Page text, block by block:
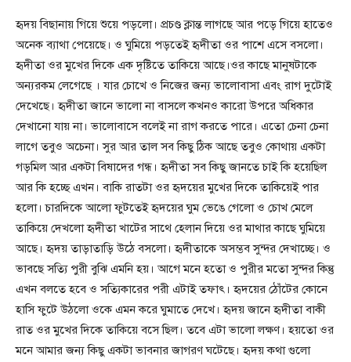
হৃদয় বিছানায় গিয়ে শুয়ে পড়লো। প্রচণ্ড ক্লান্ত লাগছে আর পড়ে গিয়ে হাতেও
অনেক ব্যাথা পেয়েছে। ও ঘুমিয়ে পড়তেই হৃদীতা ওর পাশে এসে বসলো।
হৃদীতা ওর মুখের দিকে এক দৃষ্টিতে তাকিয়ে আছে।ওর কাছে মানুষটাকে
অন্যরকম লেগেছে । যার চোখে ও নিজের জন্য ভালোবাসা এবং রাগ দুটোই
দেখেছে। হৃদীতা জানে ভালো না বাসলে কখনও কারো উপরে অধিকার
দেখানো যায় না। ভালোবাসে বলেই না রাগ করতে পারে। এতো চেনা চেনা
লাগে তবুও অচেনা। সুর আর তাল সব কিছু ঠিক আছে তবুও কোথায় একটা
গড়মিল আর একটা বিষাদের গন্ধ। হৃদীতা সব কিছু জানতে চাই কি হয়েছিল
আর কি হচ্ছে এখন। বাকি রাতটা ওর হৃদয়ের মুখের দিকে তাকিয়েই পার
হলো। চারদিকে আলো ফুটতেই হৃদয়ের ঘুম ভেঙে গেলো ও চোখ মেলে
তাকিয়ে দেখলো হৃদীতা খাটের সাথে হেলান দিয়ে ওর মাথার কাছে ঘুমিয়ে
আছে। হৃদয় তাড়াতাড়ি উঠে বসলো। হৃদীতাকে অসম্ভব সুন্দর দেখাচ্ছে। ও
ভাবছে সত্যি পুরী বুঝি এমনি হয়। আগে মনে হতো ও পুরীর মতো সুন্দর কিন্তু
এখন বলতে হবে ও সত্যিকারের পরী এটাই তফাৎ। হৃদয়ের ঠোঁটের কোনে
হাসি ফুটে উঠলো ওকে এমন করে ঘুমাতে দেখে। হৃদয় জানে হৃদীতা বাকী
রাত ওর মুখের দিকে তাকিয়ে বসে ছিল। তবে এটা ভালো লক্ষণ। হয়তো ওর
মনে আমার জন্য কিছু একটা ভাবনার জাগরণ ঘটেছে। হৃদয় কথা গুলো